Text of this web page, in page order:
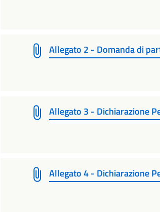
Allegato 2 - Domanda di
Allegato 3 - Dichiarazione
Allegato 4 - Dichiarazione